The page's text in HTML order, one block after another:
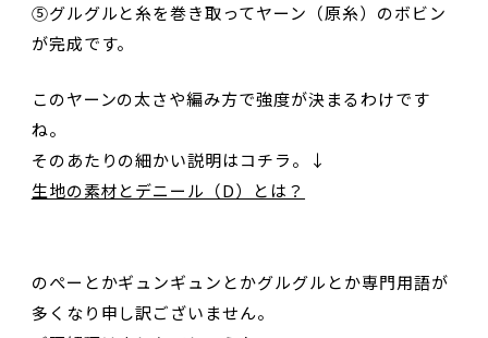
⑤グルグルと糸を巻き取ってヤーン（原糸）のボビン
が完成です。
このヤーンの太さや編み方で強度が決まるわけです
ね。
そのあたりの細かい説明はコチラ。↓
生地の素材とデニール（D）とは？
のぺーとかギュンギュンとかグルグルとか専門用語が
多くなり申し訳ございません。